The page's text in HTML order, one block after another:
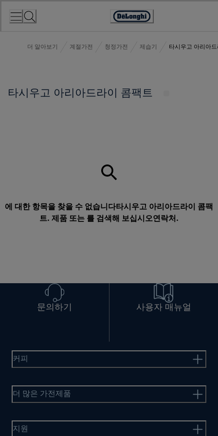
Accessibility
더 알아보기 계절가전 청정가전 제습기 타시우고 아리아
타시우고 아리아드라이 콤팩트
에 대한 항목을 찾을 수 없습니다타시우고 아리아드라이 콤팩
트. 제품 또는 를 검색해 보십시오연락처 .
문의하기 사용자 매뉴얼
커피
더 많은 가전제품
지원